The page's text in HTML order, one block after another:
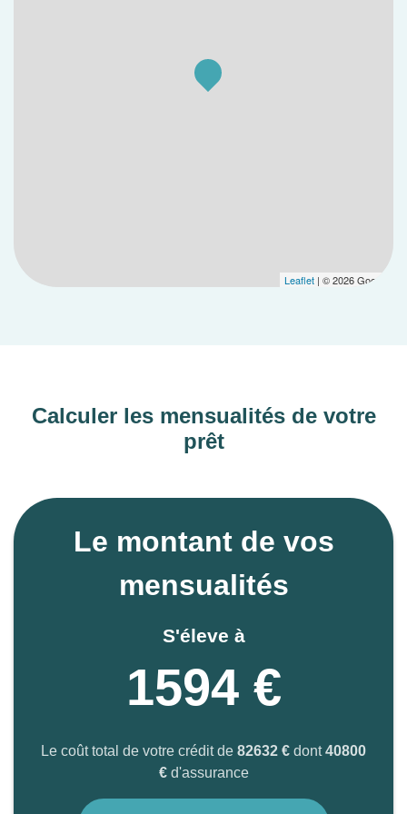
Leaflet | © 2026 Google
Calculer les mensualités de votre
prêt
Le montant de vos
mensualités
S'éleve à
1594 €
Le coût total de votre crédit de 82632 € dont40800
€d'assurance